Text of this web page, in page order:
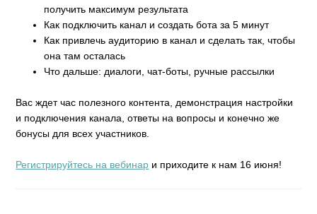
получить максимум результата
Как подключить канал и создать бота за 5 минут
Как привлечь аудиторию в канал и сделать так, чтобы
она там осталась
Что дальше: диалоги, чат-боты, ручные рассылки
Вас ждет час полезного контента, демонстрация настройки
и подключения канала, ответы на вопросы и конечно же
бонусы для всех участников.
Регистрируйтесь на вебинар и приходите к нам 16 июня!